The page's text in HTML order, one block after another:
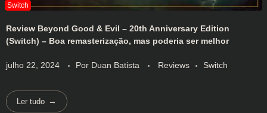
Review Beyond Good & Evil – 20th Anniversary Edition
(Switch) – Boa remasterização, mas poderia ser melhor
julho 22, 2024 Por Duan Batista Reviews Switch
Ler tudo